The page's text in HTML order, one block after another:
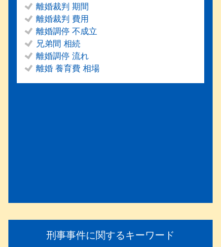
離婚裁判 期間
離婚裁判 費用
離婚調停 不成立
兄弟間 相続
離婚調停 流れ
離婚 養育費 相場
刑事事件に関するキーワード